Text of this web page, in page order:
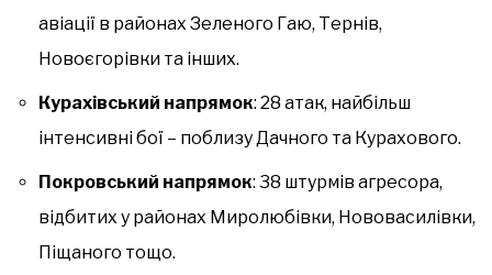
авіації в районах Зеленого Гаю, Тернів,
Новоєгорівки та інших.
Курахівський напрямок: 28 атак, найбільш
інтенсивні бої – поблизу Дачного та Курахового.
Покровський напрямок: 38 штурмів агресора,
відбитих у районах Миролюбівки, Нововасилівки,
Піщаного тощо.